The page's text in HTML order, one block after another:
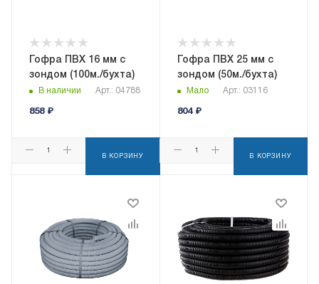
Гофра ПВХ 16 мм с
зондом (100м./бухта)
В наличии Арт.: 04788
858₽
В КОРЗИНУ
Гофра ПВХ 25 мм с
зондом (50м./бухта)
Мало Арт.: 03116
804₽
В КОРЗИНУ